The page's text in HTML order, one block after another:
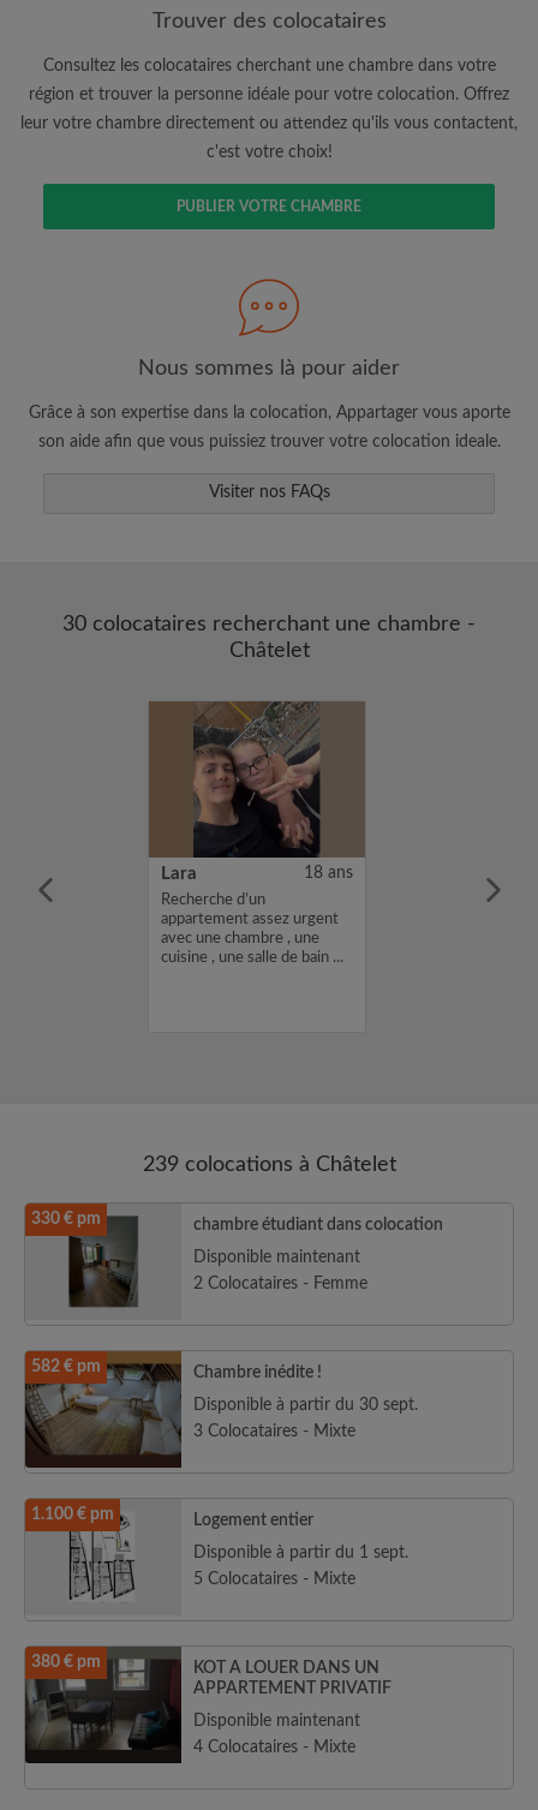
jour du compte par e-mail
Consultez les chambres et les profils des
Sauvegardez vos recherches
annonce correspondant à vos critères
Faites vos demandes de visites
Faites part aux propriétaires et aux
Trouver des colocataires
Consultez les colocataires cherchant une chambre dans votre
région et trouver la personne idéale pour votre colocation. Offrez
leur votre chambre directement ou attendez qu'ils vous contactent,
c'est votre choix!
PUBLIER VOTRE CHAMBRE
Nous sommes là pour aider
Grâce à son expertise dans la colocation, Appartager vous aporte
son aide afin que vous puissiez trouver votre colocation ideale.
Visiter nos FAQs
30 colocataires recherchant une chambre -
Châtelet
de kiné je
Lara 18 ans
Recherche d’un
appartement assez urgent
avec une chambre , une
cuisine , une salle de bain ...
239 colocations à Châtelet
330 € pm
chambre étudiant dans colocation
Disponible maintenant
2 Colocataires - Femme
582 € pm
Chambre inédite !
Disponible à partir du 30 sept.
3 Colocataires - Mixte
1.100 € pm
Logement entier
Disponible à partir du 1 sept.
5 Colocataires - Mixte
380 € pm
KOT A LOUER DANS UN
APPARTEMENT PRIVATIF
Disponible maintenant
4 Colocataires - Mixte